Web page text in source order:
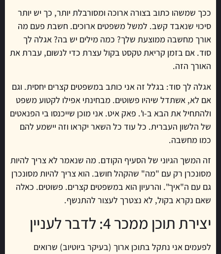
ככך שמשהו כתוב בצורה ארוכה ומסורבלת יותר, כך יש יותר
סיכוי שנאבד קשב. למשל משפטים ארוכים. חשבת פעם מה
אורך מחשבה ממוצעת שלך? כמה מילים יש בה? אגלה לך
סוד. אם בזמן קריאת טקסט בקול עצרת כדי לנשום, עברת את
האורך הזה.
אגלה לך סוד: בגלל זה אני כותב במשפטים קצרים יחסית. וגם
אם לא, אשתדל שיהיו פשוטים. מבחינתי אפילו לקטוע משפט
ולהתחיל את הבא ב-ו'. פאק איט. אני מוכן שייכנסו בי הפנאטים
של הלשון העברית. כל עוד כל השאר יקראו וזה יישמע להם
כמו מחשבה.
זה המשך הגיוני של הסעיף הקודם. מה שנאמר לא צריך להיות
מסונכרן רק עם "מה" שהקהל חושב. הוא צריך להיות מסונכרן
גם עם ה"איך". והרעיון הוא במשפטים קצרים. פשוטים. כאלה
שאם נקרא בקול, לא נצטרך לעצור להתנשף.
יצירת תוכן ממכר 4: לדבר לעניין
לפעמים אני נתקל בתוכן ארוך (בעיקר ביוטיוב) שרואים